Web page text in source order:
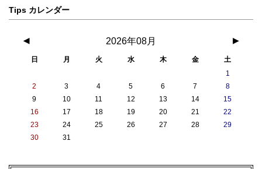
照明（モノ））
スマートHDR 4 写真のHDR
あり
Tips カレンダー
2026年08月
◀ ▶
日 月 火 水 木 金
土
1
2
3 4 5 6 7
8
9
10 11 12 13 14
15
16
17 18 19 20 21
22
23
24 25 26 27 28
29
30
31